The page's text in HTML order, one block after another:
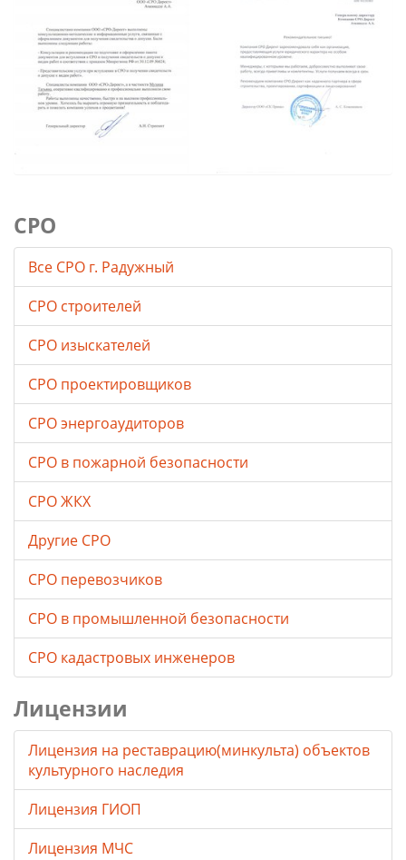
СРО
Все СРО г. Радужный
СРО строителей
СРО изыскателей
СРО проектировщиков
СРО энергоаудиторов
СРО в пожарной безопасности
СРО ЖКХ
Другие СРО
СРО перевозчиков
СРО в промышленной безопасности
СРО кадастровых инженеров
Лицензии
Лицензия на реставрацию(минкульта) объектов
культурного наследия
Лицензия ГИОП
Лицензия МЧС